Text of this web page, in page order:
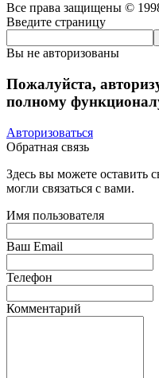
Все права защищены ©
Введите страницу
Вы не авторизованы
Пожалуйста,
полному
Авторизоваться
Обратная связь
Здесь вы можете оставить
могли связаться с вами.
Имя пользователя
Ваш Email
Телефон
Комментарий